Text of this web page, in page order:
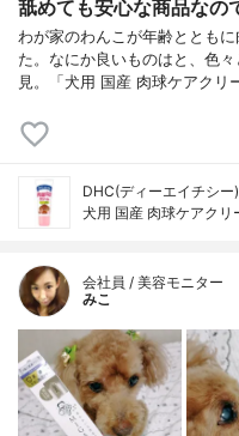
舐めても安心な商品なの
わが家のわんこが年齢ととも
た。なにか良いものはと、色
見。「犬用 国産 肉球ケアクリ
DHC(ディーエイチシー)
犬用 国産 肉球ケアクリ
会社員 / 美容モニター
みこ